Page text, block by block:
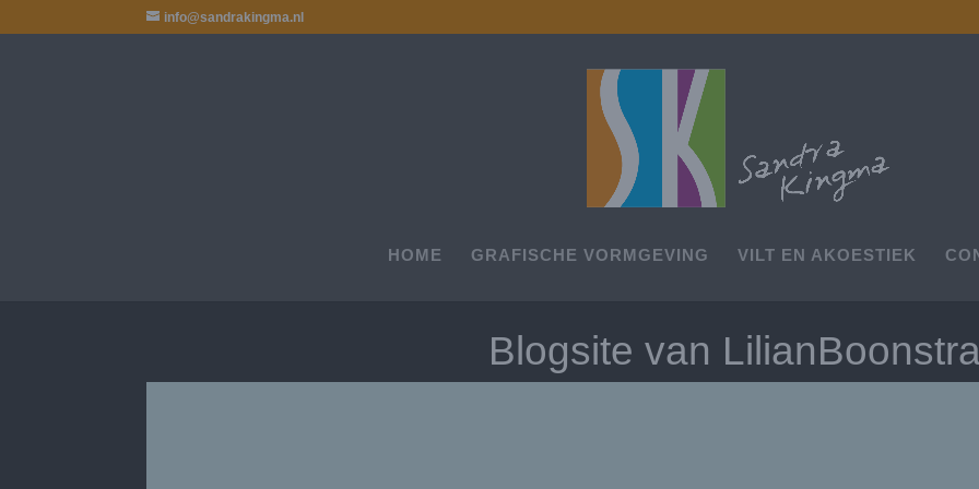
info@sandrakingma.nl
HOME GRAFISCHE VORMGEVING VILT EN AKOESTIEK
Blogsite van